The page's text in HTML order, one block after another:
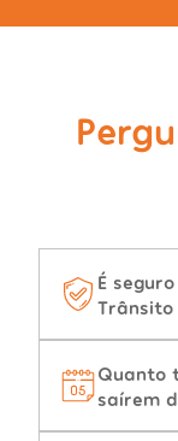
É
Trânsito
Quanto
saírem